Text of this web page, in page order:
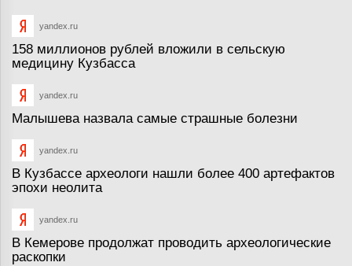
yandex.ru
158 миллионов рублей вложили в сельскую
медицину Кузбасса
yandex.ru
Малышева назвала самые страшные болезни
yandex.ru
В Кузбассе археологи нашли более 400 артефактов
эпохи неолита
yandex.ru
В Кемерове продолжат проводить археологические
раскопки